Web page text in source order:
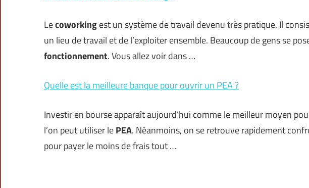
Lecoworkingest un système de travail devenu très pratique. Il
un lieu de travail et de l’exploiter ensemble. Beaucoup de gens se
fonctionnement. Vous allez voir dans …
Quelle est la meilleure banque pour ouvrir un PEA ?
Investir en bourse apparaît aujourd’hui comme le meilleur moyen
l’on peut utiliser lePEA. Néanmoins, on se retrouve rapidement
pour payer le moins de frais tout …